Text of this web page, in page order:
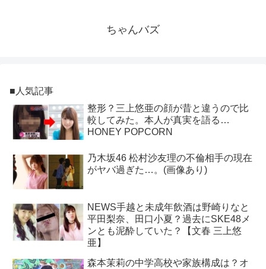
ちゃんバズ
■人気記事
整形？三上悠亜の顔が昔と違うので比
較してみた。本人が真実を語る…
HONEY POPCORN
乃木坂46 松村沙友理の不倫相手の現在
がヤバ過ぎた…。(画像あり)
NEWS手越と未成年飲酒は野崎りなと
平田梨奈、田口小夏？過去にSKE48メ
ンとも泥酔していた？【文春 三上悠
亜】
森本茉莉の中学高校や家族構成は？オ